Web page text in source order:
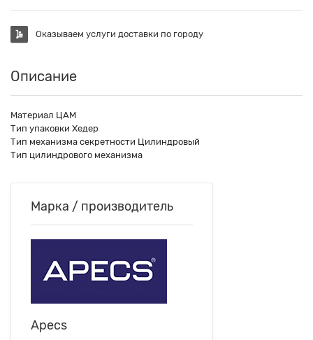
Оказываем услуги доставки по городу
Описание
Материал ЦАМ
Тип упаковки Хедер
Тип механизма секретности Цилиндровый
Тип цилиндрового механизма
Марка / производитель
Apecs